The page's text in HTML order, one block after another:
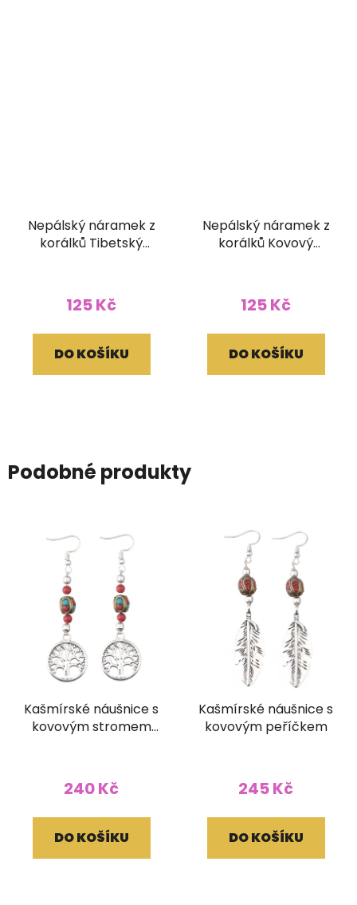
Nepálský náramek z
korálků Tibetský
125 Kč
DO KOŠÍKU
Nepálský náramek z
korálků Kovový
125 Kč
DO KOŠÍKU
Podobné produkty
Kašmírské náušnice s
kovovým stromem
240 Kč
DO KOŠÍKU
Kašmírské náušnice s
kovovým peříčkem
245 Kč
DO KOŠÍKU